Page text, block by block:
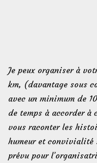
Je peux organiser à
km, (davantage sous
avec un minimum de
de temps à accorder à
vous raconter les
humeur et convivialité
prévu pour